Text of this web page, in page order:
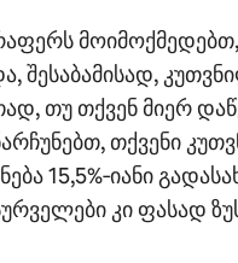
მოიმოქმედებთ,
შესაბამისად,
თუ თქვენ მიერ
თქვენი
15,5%‑იანი
კი ფასად